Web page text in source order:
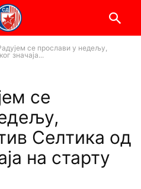
се прослави у недељу,
значаја...
се
Селтика од
на старту